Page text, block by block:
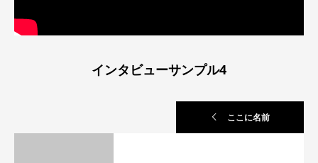
インタビューサンプル4
ここに名前